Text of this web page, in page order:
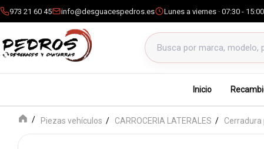
973 21 60 45 info@desguacespedros.es Lunes a viernes · 07:30 - 15:00
Buscar productos
Inicio
Piezas vehículos CARROCERIA LATERALES